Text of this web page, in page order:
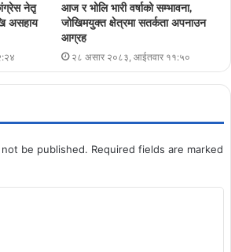
नेतृ
असहाय
आज र भोलि भारी वर्षाको सम्भावना,
जोखिमयुक्त क्षेत्रमा सतर्कता अपनाउन
आग्रह
२८ असार २०८३, आईतवार ११:५०
be published. Required fields are marked